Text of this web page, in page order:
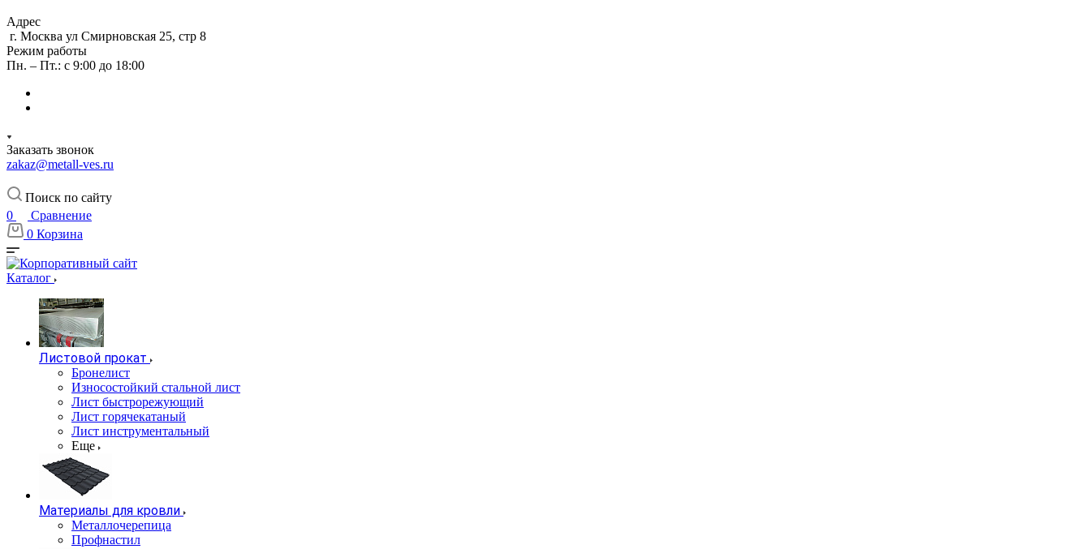
Адрес
г. Москва ул Смирновская 25, стр 8
Режим работы
Пн. – Пт.: с 9:00 до 18:00
Заказать звонок
zakaz@metall-ves.ru
Поиск по сайту
0
Сравнение
0 Корзина
Каталог
Листовой прокат
Бронелист
Износостойкий стальной лист
Лист быстрорежующий
Лист горячекатаный
Лист инструментальный
Еще
Материалы для кровли
Металлочерепица
Профнастил